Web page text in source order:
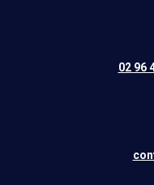
02 96